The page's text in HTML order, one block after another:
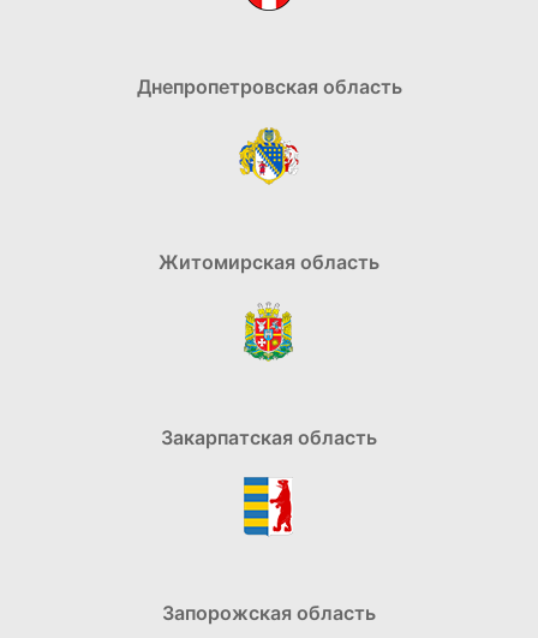
Днепропетровская область
Житомирская область
Закарпатская область
Запорожская область